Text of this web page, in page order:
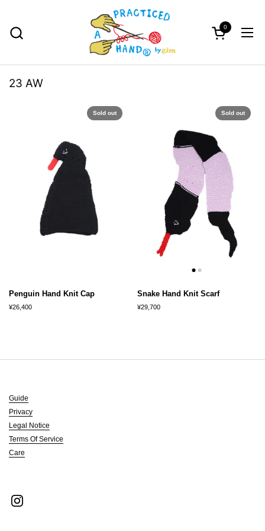
カートを開く
0
メニ
23 AW
Penguin Hand Knit Cap
¥26,400
Sold out
Snake Hand Knit Scarf
¥29,700
Sold out
Guide
Privacy
Legal Notice
Terms Of Service
Care
Instagram